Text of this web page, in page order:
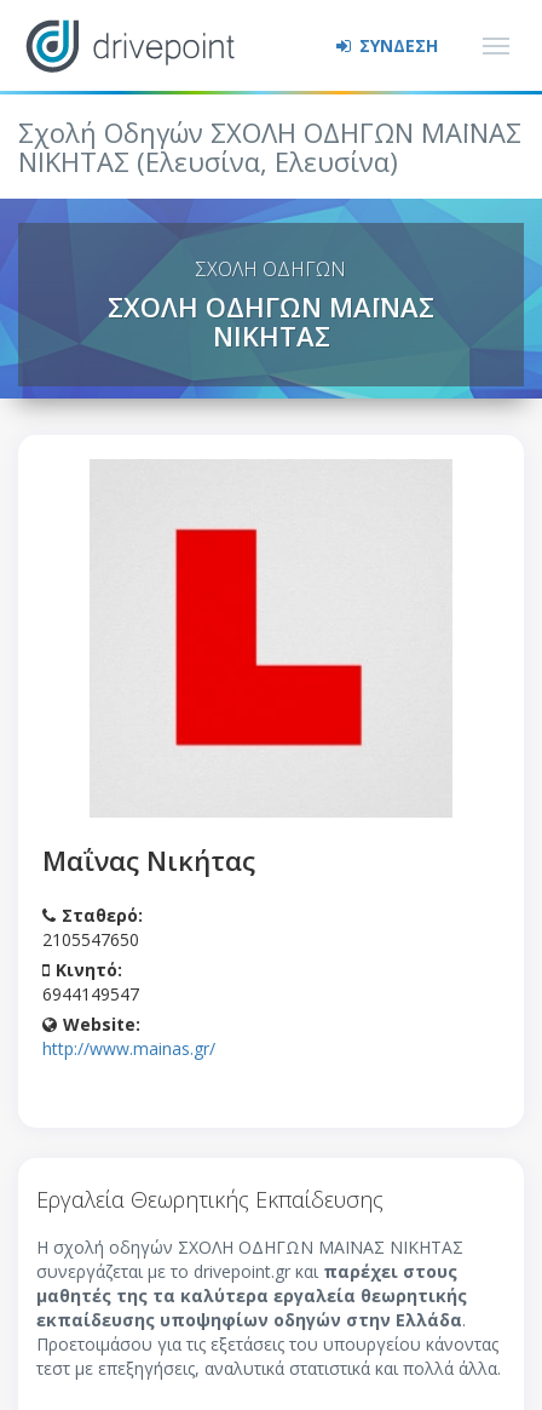
ΣΥΝΔΕΣΗ
Σχολή Οδηγών ΣΧΟΛΗ ΟΔΗΓΩΝ ΜΑΪΝΑΣ
ΝΙΚΗΤΑΣ (Ελευσίνα, Ελευσίνα)
ΣΧΟΛΗ ΟΔΗΓΩΝ
ΣΧΟΛΗ ΟΔΗΓΩΝ ΜΑΪΝΑΣ
ΝΙΚΗΤΑΣ
Μαΐνας Νικήτας
Σταθερό:
2105547650
Κινητό:
6944149547
Website:
http://www.mainas.gr/
Εργαλεία Θεωρητικής Εκπαίδευσης
Η σχολή οδηγών ΣΧΟΛΗ ΟΔΗΓΩΝ ΜΑΪΝΑΣ ΝΙΚΗΤΑΣ
συνεργάζεται με το drivepoint.gr και παρέχει στους
μαθητές της τα καλύτερα εργαλεία θεωρητικής
εκπαίδευσης υποψηφίων οδηγών στην Ελλάδα.
Προετοιμάσου για τις εξετάσεις του υπουργείου κάνοντας
τεστ με επεξηγήσεις, αναλυτικά στατιστικά και πολλά άλλα.